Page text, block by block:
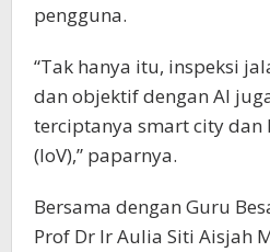
pengguna.
“Tak hanya itu, inspeksi
dan objektif dengan AI
terciptanya smart city dan
(IoV),” paparnya.
Bersama dengan Guru
Prof Dr Ir Aulia Siti Aisjah